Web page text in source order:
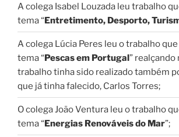
A colega Isabel Louzada leu trabalho
tema “Entretimento, Desporto,
A colega Lúcia Peres leu o trabalho
tema “Pescas em Portugal”
trabalho tinha sido realizado também
que já tinha falecido, Carlos Torres;
O colega João Ventura leu o trabalho
tema “Energias Renováveis do Mar”;